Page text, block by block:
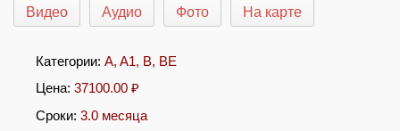
Видео Аудио Фото На карте
Категории: A, A1, B, BE
Цена: 37100.00 ₽
Сроки: 3.0 месяца